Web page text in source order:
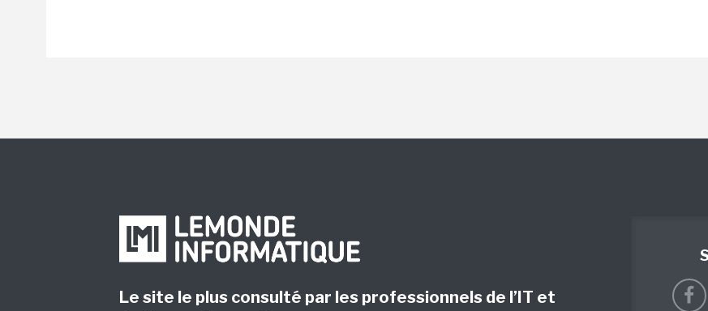
Le site le plus consulté par les professionnels de l’IT et